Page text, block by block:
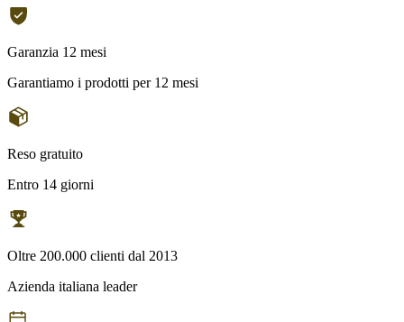
Garanzia 12 mesi
Garantiamo i prodotti per 12 mesi
Reso gratuito
Entro 14 giorni
Oltre 200.000 clienti dal 2013
Azienda italiana leader